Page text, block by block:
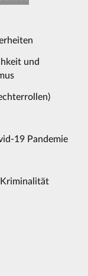
und
19 Pandemie